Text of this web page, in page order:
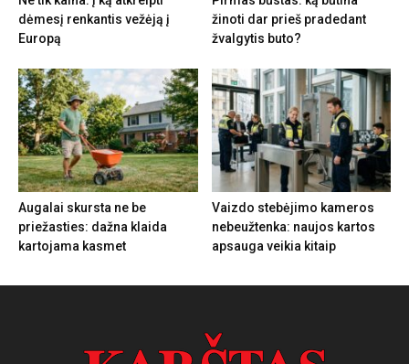
dėmesį renkantis vežėją į
Europą
žinoti dar prieš pradedant
žvalgytis buto?
Augalai skursta ne be
priežasties: dažna klaida
kartojama kasmet
Vaizdo stebėjimo kameros
nebeužtenka: naujos kartos
apsauga veikia kitaip